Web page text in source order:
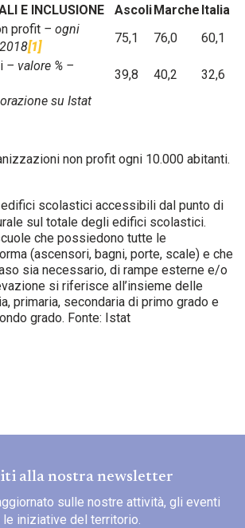
E INCLUSIONE AscoliMarche Italia
profit – ogni
[1]
75,1 76,0
60,1
– valore % –
39,8 40,2
32,6
su Istat
non profit ogni 10.000 abitanti.
scolastici accessibili dal punto di
sul totale degli edifici scolastici.
che possiedono tutte le
(ascensori, bagni, porte, scale) e che
sia necessario, di rampe esterne e/o
si riferisce all’insieme delle
primaria, secondaria di primo grado e
grado. Fonte: Istat
alla nostra newsletter
sulle nostre attività, gli eventi
le iniziative del territorio.